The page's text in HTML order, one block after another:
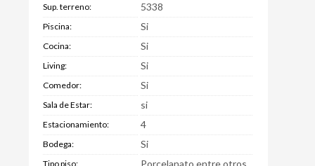
Sup. terreno: 5338
Piscina: Si
Cocina: Si
Living: Si
Comedor: Si
Sala de Estar: si
Estacionamiento: 4
Bodega: Si
Tipo piso: Porcelanato entre otros